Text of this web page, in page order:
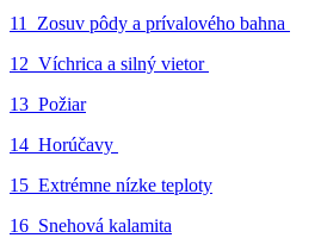
11_Zosuv pôdy a prívalového bahna
12_Víchrica a silný vietor
13_Požiar
14_Horúčavy
15_Extrémne nízke teploty
16_Snehová kalamita